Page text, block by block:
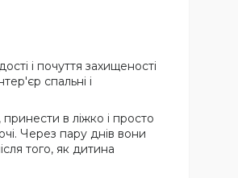
і почуття захищеності
спальні і
в ліжко і просто
Через пару днів вони
того, як дитина